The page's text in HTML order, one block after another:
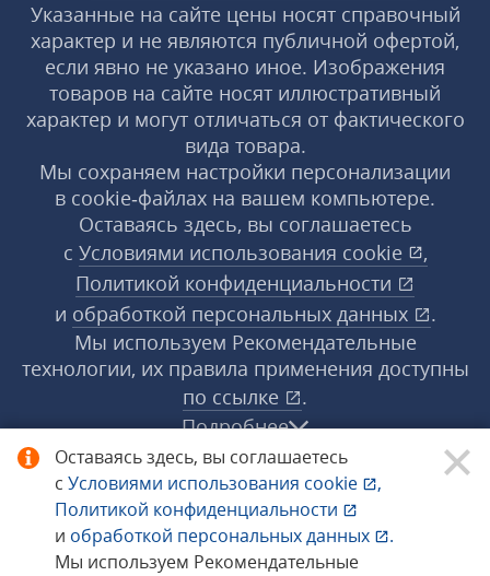
Оставаясь здесь, вы соглашаетесь
с Условиями использования cookie
,
Политикой конфиденциальности
и обработкой персональных данных
.
Мы используем Рекомендательные
Указанные на сайте цены носят справочный
характер и не являются публичной офертой,
если явно не указано иное. Изображения
товаров на сайте носят иллюстративный
характер и могут отличаться от фактического
вида товара.
Мы сохраняем настройки персонализации
в cookie‑файлах на вашем компьютере.
Оставаясь здесь, вы соглашаетесь
с Условиями использования cookie
,
Политикой конфиденциальности
и обработкой персональных данных
.
Мы используем Рекомендательные
технологии, их правила применения доступны
по ссылке
.
Подробнее
© 1998−2026 «1С‑Рарус» ®. Все права
защищены.